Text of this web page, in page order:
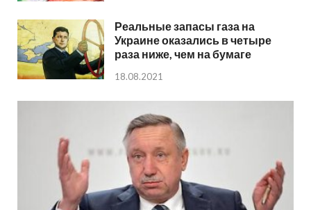
Реальные запасы газа на
Украине оказались в четыре
раза ниже, чем на бумаге
18.08.2021